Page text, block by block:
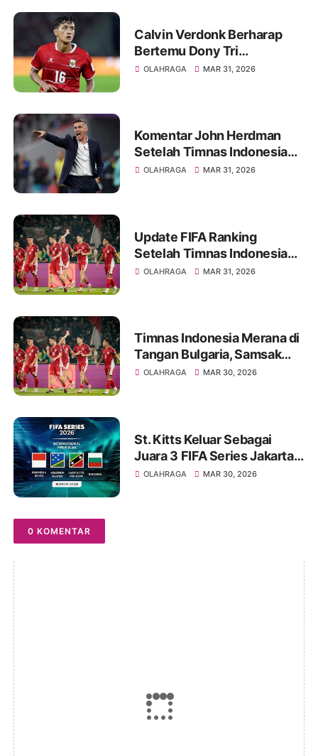
Calvin Verdonk Berharap
Bertemu Dony Tri
Pamungkas di Eropa
OLAHRAGA MAR 31, 2026
Komentar John Herdman
Setelah Timnas Indonesia
Kalah Tipis dari Bulgaria
OLAHRAGA MAR 31, 2026
Update FIFA Ranking
Setelah Timnas Indonesia
Kalah Dari Bulgaria
OLAHRAGA MAR 31, 2026
Timnas Indonesia Merana di
Tangan Bulgaria, Samsak
Tinju Eropa Menang Tipis
OLAHRAGA MAR 30, 2026
St. Kitts Keluar Sebagai
Juara 3 FIFA Series Jakarta
2026
OLAHRAGA MAR 30, 2026
0 KOMENTAR